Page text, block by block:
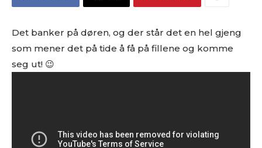
Det banker på døren, og der står det en hel gjeng
som mener det på tide å få på fillene og komme
seg ut! 😉